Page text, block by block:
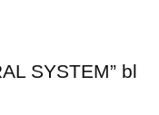
SYSTEM” bl